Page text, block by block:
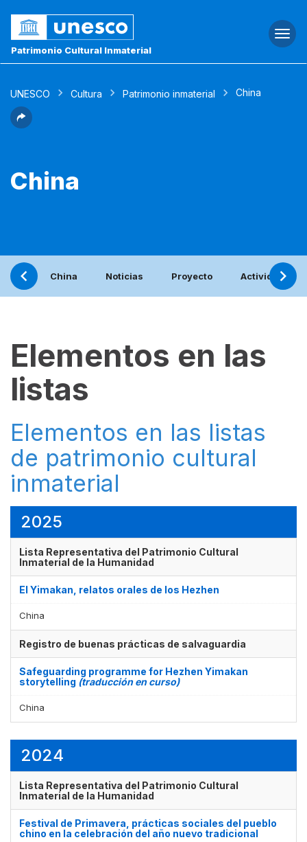
Patrimonio Cultural Inmaterial
UNESCO Cultura Patrimonio inmaterial China
China
China Noticias Proyecto Actividades
Elementos en las
listas
Elementos en las listas
de patrimonio cultural
inmaterial
2025
Lista Representativa del Patrimonio Cultural
Inmaterial de la Humanidad
El Yimakan, relatos orales de los Hezhen
China
Registro de buenas prácticas de salvaguardia
Safeguarding programme for Hezhen Yimakan
storytelling (traducción en curso)
China
2024
Lista Representativa del Patrimonio Cultural
Inmaterial de la Humanidad
Festival de Primavera, prácticas sociales del pueblo
chino en la celebración del año nuevo tradicional